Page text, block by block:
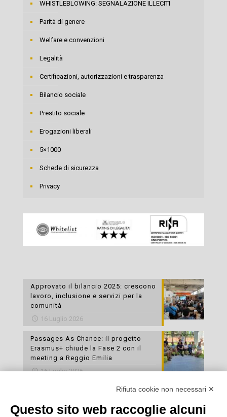
WHISTLEBLOWING: SEGNALAZIONE ILLECITI
Parità di genere
Welfare e convenzioni
Legalità
Certificazioni, autorizzazioni e trasparenza
Bilancio sociale
Prestito sociale
Erogazioni liberali
5×1000
Schede di sicurezza
Privacy
Approvato il bilancio 2025: crescono
lavoro, inclusione e servizi per la
comunità
16 Luglio 2026
Passages As Chance: il progetto
Erasmus+ chiude la Fase 2 con il
meeting a Reggio Emilia
16 Luglio 2026
Esami di laboratorio preventivi
cura della propria salute
Rifiuta cookie non necessari ✕
Questo sito web raccoglie alcuni